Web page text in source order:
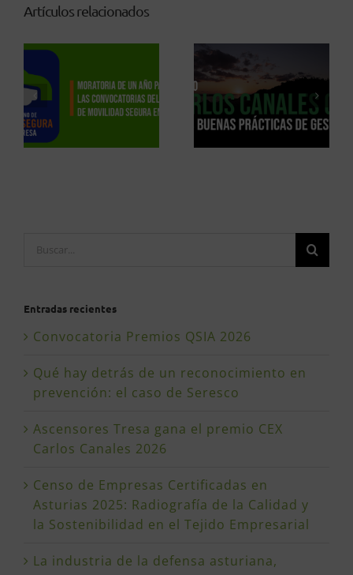
Artículos relacionados
Entradas recientes
Convocatoria Premios QSIA 2026
Qué hay detrás de un reconocimiento en
prevención: el caso de Seresco
Ascensores Tresa gana el premio CEX
Carlos Canales 2026
Censo de Empresas Certificadas en
Asturias 2025: Radiografía de la Calidad y
la Sostenibilidad en el Tejido Empresarial
La industria de la defensa asturiana,